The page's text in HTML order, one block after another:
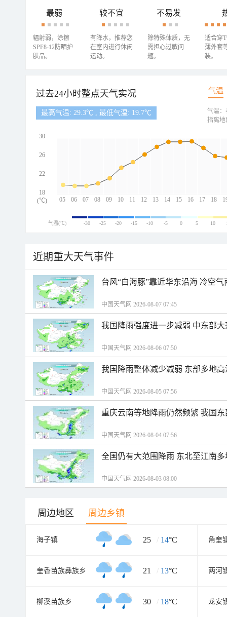
最弱
辐射弱，涂擦
SPF8-12防晒护
肤品。
较不宜
有降水，推荐您
在室内进行休闲
运动。
不易发
除特殊体质，无
需担心过敏问
题。
适合穿
薄外套
装。
过去24小时整点天气实况 气温
最高气温: 29.3℃ , 最低气温: 19.7℃
05 06 07 08 09 10 11 12 13 14 15 16 17 18
30
26
22
18
(℃)
气温：
指离地
气温(℃) -30 -25 -20 -15 -10 -5 0 5 10
近期重大天气事件
台风“白海豚”靠近华东沿海 冷空
中国天气网 2026-08-07 07:45
我国降雨强度进一步减弱 中东部
中国天气网 2026-08-06 07:50
我国降雨整体减少减弱 东部多地
中国天气网 2026-08-05 07:56
重庆云南等地降雨仍然频繁 我国
中国天气网 2026-08-04 07:56
全国仍有大范围降雨 东北至江南
中国天气网 2026-08-03 08:00
周边地区 周边乡镇
海子镇 25 / 14°C 角奎
奎香苗族彝族乡 21 / 13°C 两河
柳溪苗族乡 30 / 18°C 龙安